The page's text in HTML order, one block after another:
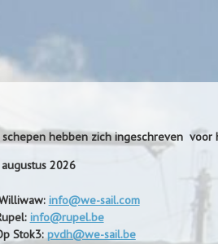
schepen hebben zich ingeschreven voor
2026
info@we-sail.com
info@rupel.be
Stok3: pvdh@we-sail.be